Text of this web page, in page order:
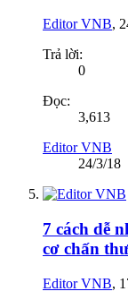
Editor VNB,
Trả lời:
0
Đọc:
3,613
Editor VNB
24/3/18
7 cách dễ
cơ chấn
Editor VNB,